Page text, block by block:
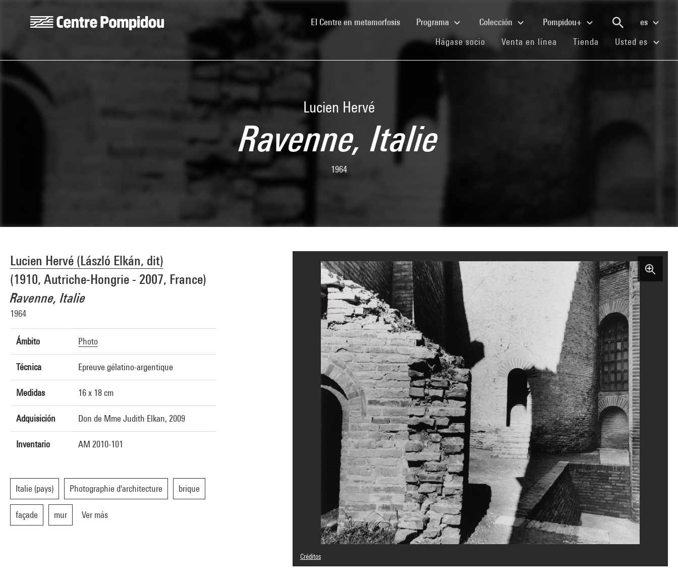
El Centre en metamorfosis(current)Programa Colección Pompidou+
es
Hágase socio (current)
Venta en línea (current)
Tienda (current)
Usted es
Lucien Hervé
Ravenne, Italie
1964
Lucien Hervé (László Elkán, dit)
(1910, Autriche-Hongrie - 2007, France)
Ravenne, Italie
1964
Ámbito Photo
Técnica Epreuve gélatino-argentique
Medidas 16 x 18 cm
Adquisición Don de Mme Judith Elkan, 2009
Inventario AM 2010-101
Italie (pays) Photographie d'architecture brique
façade mur Ver más
Créditos
© Lucien Hervé